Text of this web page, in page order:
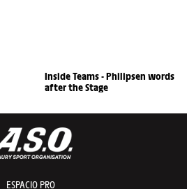
Inside Teams - Philipsen words
after the Stage
ESPACIO PRO